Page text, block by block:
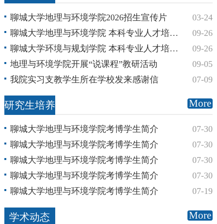
聊城大学地理与环境学院2026招生宣传片
03-24
聊城大学地理与环境学院 本科专业人才培养方案 （2022 版）
09-26
聊城大学环境与规划学院 本科专业人才培养方案 （2019 版）
09-26
地理与环境学院开展“说课程”教研活动
09-05
我院实习支教学生所在学校发来感谢信
07-09
研究生培养 More
聊城大学地理与环境学院考博学生简介
07-30
聊城大学地理与环境学院考博学生简介
07-30
聊城大学地理与环境学院考博学生简介
07-30
聊城大学地理与环境学院考博学生简介
07-30
聊城大学地理与环境学院考博学生简介
07-19
学术动态 More